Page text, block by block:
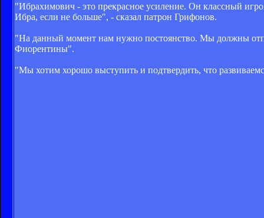
"Ибрахимович - это прекрасное усиление. Он классный
Ибра, если не больше", - сказал патрон Грифонов.
"На данный момент нам нужно постоянство. Мы должны
Фиорентины".
"Мы хотим хорошо выступить и подтвердить, что